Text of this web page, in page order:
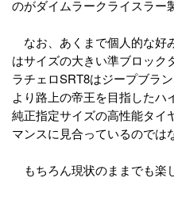
のがダイムラークライスラー
なお、あくまで個人的な好
はサイズの大きい準ブロック
ラチェロSRT8はジープブラ
より路上の帝王を目指したハ
純正指定サイズの高性能タイ
マンスに見合っているのでは
もちろん現状のままでも楽